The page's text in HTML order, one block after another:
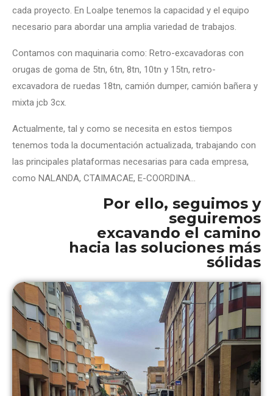
cada proyecto. En Loalpe tenemos la capacidad y el equipo
necesario para abordar una amplia variedad de trabajos.
Contamos con maquinaria como: Retro-excavadoras con
orugas de goma de 5tn, 6tn, 8tn, 10tn y 15tn, retro-
excavadora de ruedas 18tn, camión dumper, camión bañera y
mixta jcb 3cx.
Actualmente, tal y como se necesita en estos tiempos
tenemos toda la documentación actualizada, trabajando con
las principales plataformas necesarias para cada empresa,
como NALANDA, CTAIMACAE, E-COORDINA…
Por ello, seguimos y
seguiremos
excavando el camino
hacia las soluciones más
sólidas